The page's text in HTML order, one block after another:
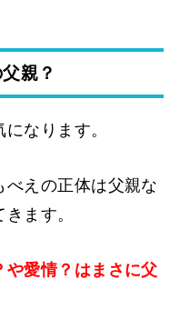
親？
なります。
えの正体は父親な
ます。
や愛情？はまさに父